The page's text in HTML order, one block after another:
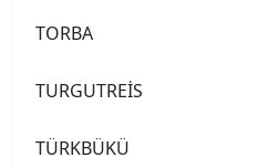
TORBA
TURGUTREİS
TÜRKBÜKÜ